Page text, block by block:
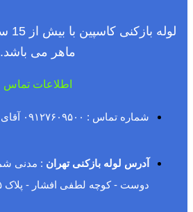
ماهر می باشد.
اطلاعات تماس
شماره تماس : ۰۹۱۲۷۶۰۹۵۰۰ آقای بهروز رجبی
آدرس لوله بازکنی تهران : مدنی
دوست - کوچه لطفی افشار - پلاک ۲۵